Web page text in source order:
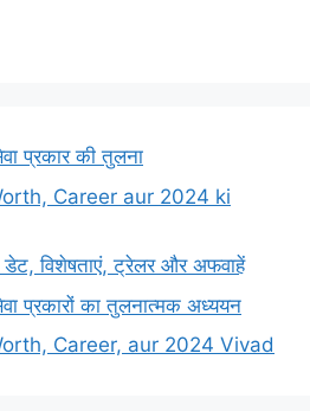
प्रकार की तुलना
Career aur 2024 ki
विशेषताएं, ट्रेलर और अफवाहें
प्रकारों का तुलनात्मक अध्ययन
Career, aur 2024 Vivad